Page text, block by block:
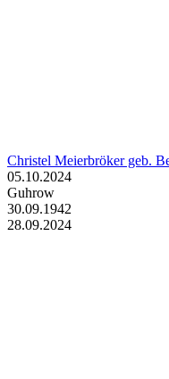
Christel Meierbröker geb.
05.10.2024
Guhrow
30.09.1942
28.09.2024